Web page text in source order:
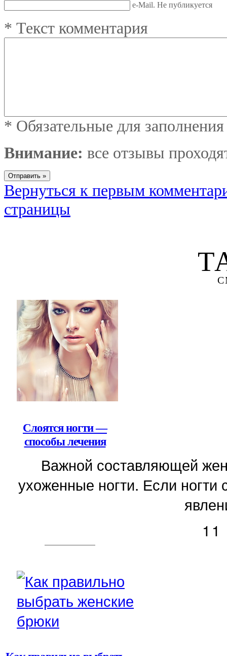
e-Mail. Не публикуется
* Текст комментария
* Обязательные для
Внимание: все отзывы
Вернуться к первым
страницы
Слоятся ногти —
способы лечения
Важной составляющей
ухоженные ногти. Если ногти